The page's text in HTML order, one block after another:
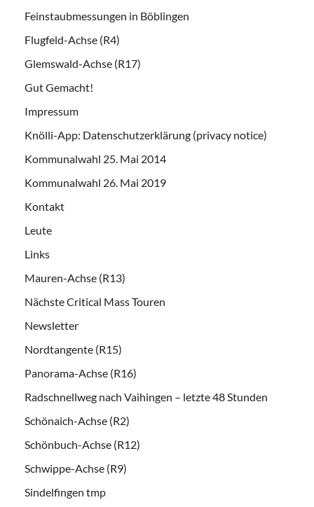
Feinstaubmessungen in Böblingen
Flugfeld-Achse (R4)
Glemswald-Achse (R17)
Gut Gemacht!
Impressum
Knölli-App: Datenschutzerklärung (privacy notice)
Kommunalwahl 25. Mai 2014
Kommunalwahl 26. Mai 2019
Kontakt
Leute
Links
Mauren-Achse (R13)
Nächste Critical Mass Touren
Newsletter
Nordtangente (R15)
Panorama-Achse (R16)
Radschnellweg nach Vaihingen – letzte 48 Stunden
Schönaich-Achse (R2)
Schönbuch-Achse (R12)
Schwippe-Achse (R9)
Sindelfingen tmp